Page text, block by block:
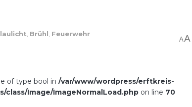
Brühl Feuerwehr
AA
of type bool in /var/www/wordpress/erftkreis-
Image/ImageNormalLoad.php on line 70